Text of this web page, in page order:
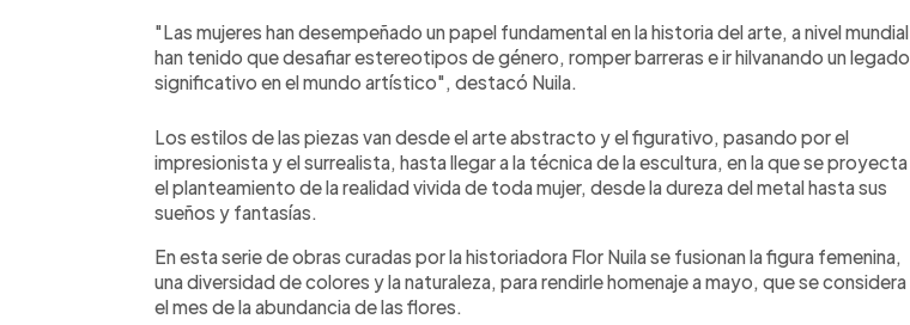
"Las mujeres han desempeñado un papel fundamental en la historia del arte, a nivel mundial
han tenido que desafiar estereotipos de género, romper barreras e ir hilvanando un legado
significativo en el mundo artístico", destacó Nuila.
Los estilos de las piezas van desde el arte abstracto y el figurativo, pasando por el
impresionista y el surrealista, hasta llegar a la técnica de la escultura, en la que se proyecta
el planteamiento de la realidad vivida de toda mujer, desde la dureza del metal hasta sus
sueños y fantasías.
En esta serie de obras curadas por la historiadora Flor Nuila se fusionan la figura femenina,
una diversidad de colores y la naturaleza, para rendirle homenaje a mayo, que se considera
el mes de la abundancia de las flores.